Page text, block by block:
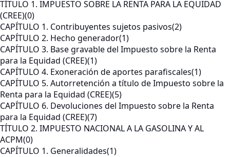
TÍTULO 1. IMPUESTO SOBRE LA RENTA PARA LA EQUIDAD
(CREE)(0)
CAPÍTULO 1. Contribuyentes sujetos pasivos(2)
CAPÍTULO 2. Hecho generador(1)
CAPÍTULO 3. Base gravable del Impuesto sobre la Renta
para la Equidad (CREE)(1)
CAPÍTULO 4. Exoneración de aportes parafiscales(1)
CAPÍTULO 5. Autorretención a título de Impuesto sobre la
Renta para la Equidad (CREE)(5)
CAPÍTULO 6. Devoluciones del Impuesto sobre la Renta
para la Equidad (CREE)(7)
TÍTULO 2. IMPUESTO NACIONAL A LA GASOLINA Y AL
ACPM(0)
CAPÍTULO 1. Generalidades(1)